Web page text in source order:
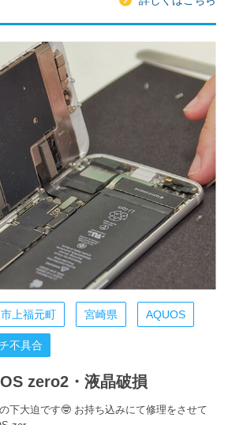
上福元町 宮崎県 AQUOS
不具合
zero2・液晶破損
下大迫です🤓 お持ち込みにて修理をさせて